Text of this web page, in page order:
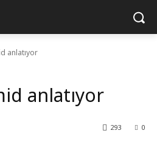
anlatıyor
anlatıyor
0
293